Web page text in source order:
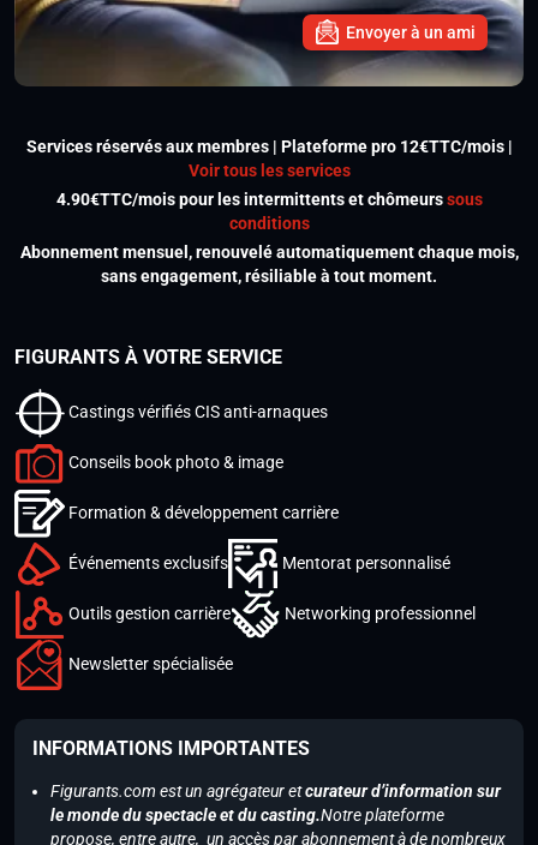
Envoyer à un ami
Services réservés aux membres | Plateforme pro 12€TTC/mois |
Voir tous les services
4.90€TTC/mois pour les intermittents et chômeurssous
conditions
Abonnement mensuel, renouvelé automatiquement chaque mois,
sans engagement, résiliable à tout moment.
FIGURANTS À VOTRE SERVICE
Castings vérifiés CIS anti-arnaques
Conseils book photo & image
Formation & développement carrière
Événements exclusifs Mentorat personnalisé
Outils gestion carrière Networking professionnel
Newsletter spécialisée
INFORMATIONS IMPORTANTES
Figurants.com est un agrégateur etcurateur d’information sur
le monde du spectacle et du casting.Notre plateforme
propose, entre autre, un accès par abonnement à de nombreux